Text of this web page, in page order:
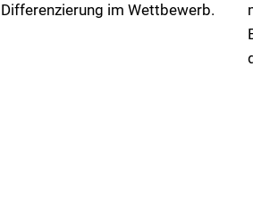
Differenzierung im Wettbewerb.